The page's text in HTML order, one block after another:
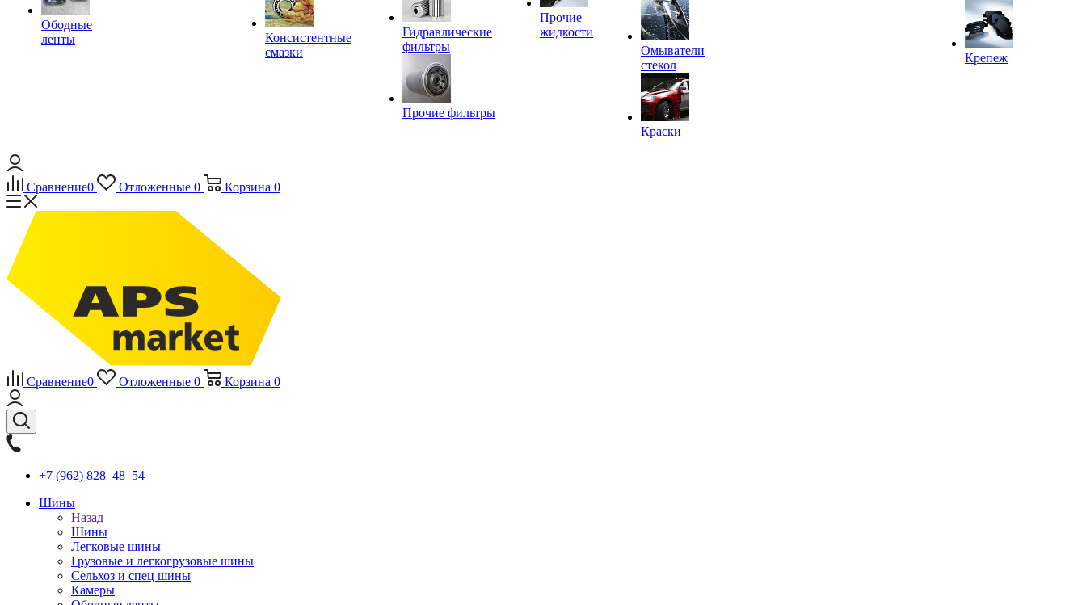
Ободные
ленты
Консистентные
смазки
Гидравлические
фильтры
Прочие фильтры
Прочие
жидкости
Омыватели
стекол
Краски
Крепеж
Сравнение0 Отложенные 0 Корзина 0
Сравнение0 Отложенные 0 Корзина 0
+7 (962) 828‒48‒54
Шины
Назад
Шины
Легковые шины
Грузовые и легкогрузовые шины
Сельхоз и спец шины
Камеры